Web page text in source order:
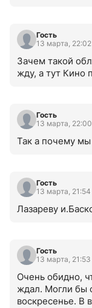
Гость
13 марта, 22:02
Зачем такой
жду, а тут Кино
Гость
13 марта, 22:00
Так а почему мы
Гость
13 марта, 21:54
Лазареву
Гость
13 марта, 21:53
Очень обидно,
ждал. Могли бы
воскресенье. В